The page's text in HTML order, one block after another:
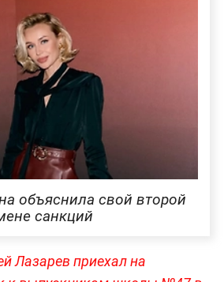
объяснила свой второй
санкций
Лазарев приехал на